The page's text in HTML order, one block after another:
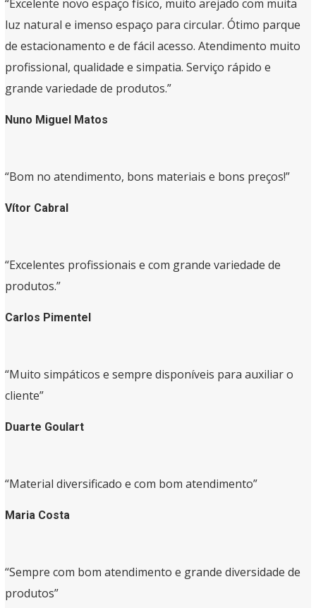
“Excelente novo espaço físico, muito arejado com muita
luz natural e imenso espaço para circular. Ótimo parque
de estacionamento e de fácil acesso. Atendimento muito
profissional, qualidade e simpatia. Serviço rápido e
grande variedade de produtos.”
Nuno Miguel Matos
“Bom no atendimento, bons materiais e bons preços!”
Vítor Cabral
“Excelentes profissionais e com grande variedade de
produtos.”
Carlos Pimentel
“Muito simpáticos e sempre disponíveis para auxiliar o
cliente”
Duarte Goulart
“Material diversificado e com bom atendimento”
Maria Costa
“Sempre com bom atendimento e grande diversidade de
produtos”